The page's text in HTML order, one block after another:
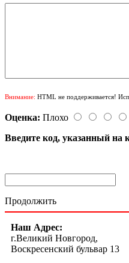
Внимание: HTML не поддерживается!
Оценка: Плохо
Введите код, указанный на
Продолжить
Наш Адрес:
г.Великий Новгород,
Воскресенский бульвар 13